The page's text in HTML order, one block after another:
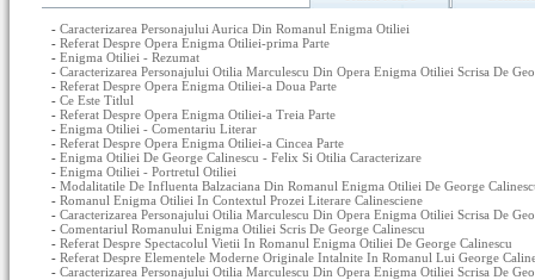
- Caracterizarea Personajului Aurica Din Romanul Enigma Otiliei
- Referat Despre Opera Enigma Otiliei-prima Parte
- Enigma Otiliei - Rezumat
- Caracterizarea Personajului Otilia Marculescu Din Opera Enigma Otiliei Scrisa De
- Referat Despre Opera Enigma Otiliei-a Doua Parte
- Ce Este Titlul
- Referat Despre Opera Enigma Otiliei-a Treia Parte
- Enigma Otiliei - Comentariu Literar
- Referat Despre Opera Enigma Otiliei-a Cincea Parte
- Enigma Otiliei De George Calinescu - Felix Si Otilia Caracterizare
- Enigma Otiliei - Portretul Otiliei
- Modalitatile De Influenta Balzaciana Din Romanul Enigma Otiliei De George
- Romanul Enigma Otiliei In Contextul Prozei Literare Calinesciene
- Caracterizarea Personajului Otilia Marculescu Din Opera Enigma Otiliei Scrisa De
- Comentariul Romanului Enigma Otiliei Scris De George Calinescu
- Referat Despre Spectacolul Vietii In Romanul Enigma Otiliei De George Calinescu
- Referat Despre Elementele Moderne Originale Intalnite In Romanul Lui George
- Caracterizarea Personajului Otilia Marculescu Din Opera Enigma Otiliei Scrisa De